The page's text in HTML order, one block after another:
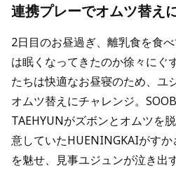
連携プレーでオムツ替え
2日目のお昼過ぎ、離乳食を食
は眠くなってきたのか徐々にぐ
たちは快適なお昼寝のため、ユ
オムツ替えにチャレンジ。
TAEHYUNがズボンとオムツを
意していたHUENINGKAIがす
を魅せ、見事ユジュンが泣き出